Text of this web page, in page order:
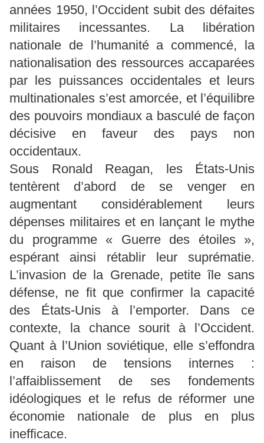
années 1950, l’Occident subit des défaites
militaires incessantes. La libération
nationale de l’humanité a commencé, la
nationalisation des ressources accaparées
par les puissances occidentales et leurs
multinationales s’est amorcée, et l’équilibre
des pouvoirs mondiaux a basculé de façon
décisive en faveur des pays non
occidentaux.
Sous Ronald Reagan, les États-Unis
tentèrent d’abord de se venger en
augmentant considérablement leurs
dépenses militaires et en lançant le mythe
du programme « Guerre des étoiles »,
espérant ainsi rétablir leur suprématie.
L’invasion de la Grenade, petite île sans
défense, ne fit que confirmer la capacité
des États-Unis à l’emporter. Dans ce
contexte, la chance sourit à l’Occident.
Quant à l’Union soviétique, elle s’effondra
en raison de tensions internes :
l’affaiblissement de ses fondements
idéologiques et le refus de réformer une
économie nationale de plus en plus
inefficace.